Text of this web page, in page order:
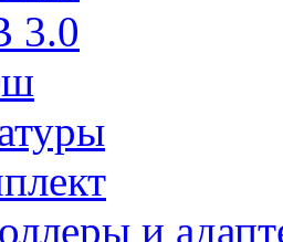
3.0
и